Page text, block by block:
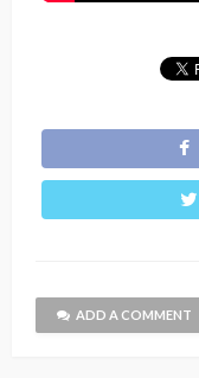
ADD A COMMENT